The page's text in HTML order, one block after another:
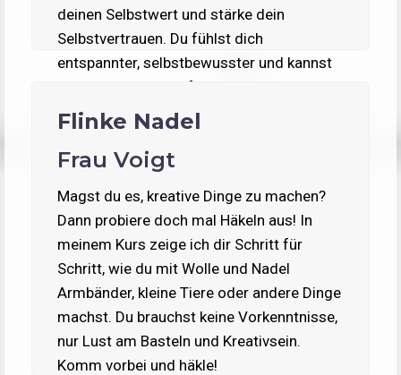
deinen Selbstwert und stärke dein
Selbstvertrauen. Du fühlst dich
entspannter, selbstbewusster und kannst
mit schwierigen Gefühlen umgehen.
Flinke Nadel
Frau Voigt
Magst du es, kreative Dinge zu machen?
Dann probiere doch mal Häkeln aus! In
meinem Kurs zeige ich dir Schritt für
Schritt, wie du mit Wolle und Nadel
Armbänder, kleine Tiere oder andere Dinge
machst. Du brauchst keine Vorkenntnisse,
nur Lust am Basteln und Kreativsein.
Komm vorbei und häkle!